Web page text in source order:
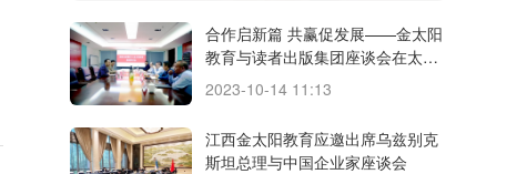
届质量与创新大会顺利召开
合作启新篇 共赢促发展——金太阳
教育与读者出版集团座谈会在太阳
城召开
2023-10-14 11:13
江西金太阳教育应邀出席乌兹别克
斯坦总理与中国企业家座谈会